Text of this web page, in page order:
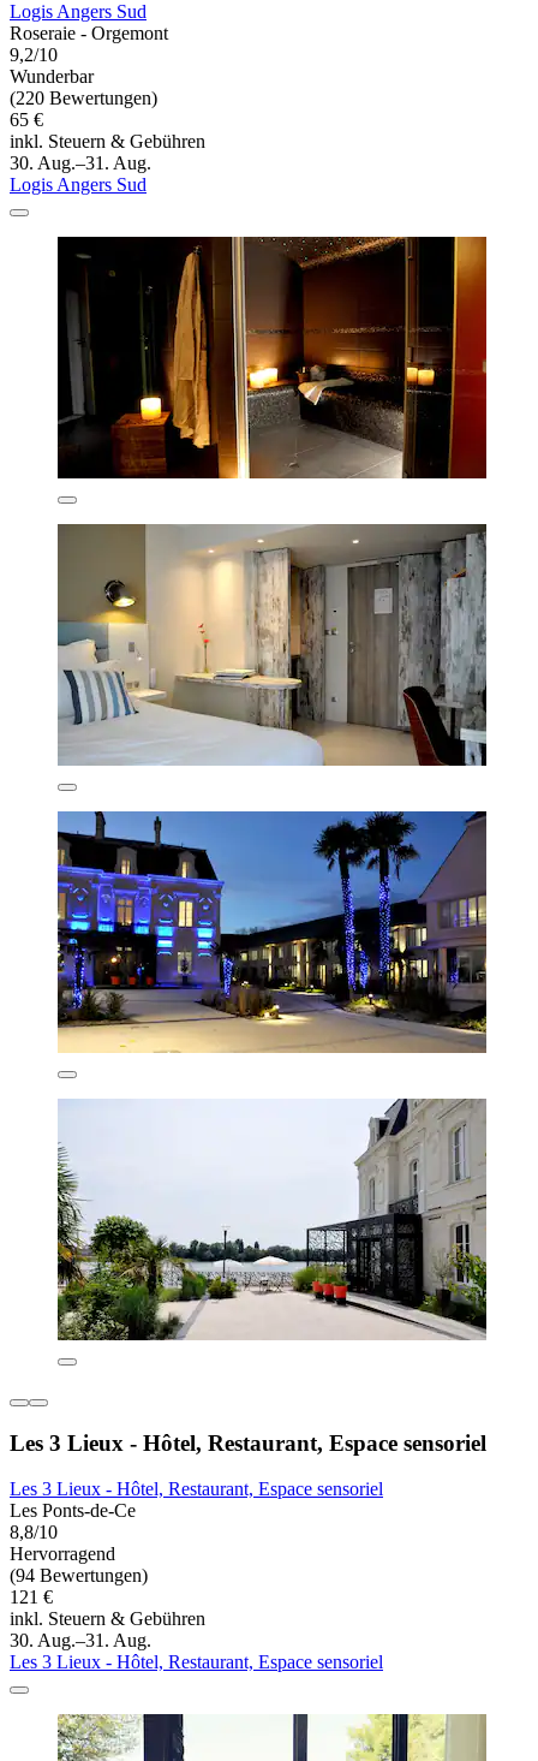
Logis Angers Sud
Roseraie - Orgemont
9,2/10
Wunderbar
(220 Bewertungen)
65 €
inkl. Steuern & Gebühren
30. Aug.–31. Aug.
Logis Angers Sud
Les 3 Lieux - Hôtel, Restaurant, Espace sensoriel
Les 3 Lieux - Hôtel, Restaurant, Espace sensoriel
Les Ponts-de-Ce
8,8/10
Hervorragend
(94 Bewertungen)
121 €
inkl. Steuern & Gebühren
30. Aug.–31. Aug.
Les 3 Lieux - Hôtel, Restaurant, Espace sensoriel